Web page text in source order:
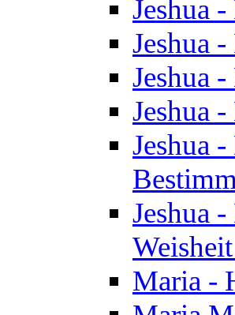
Jeshua
Jeshua
Jeshua
Jeshua
Jeshua
Jeshua
Maria -